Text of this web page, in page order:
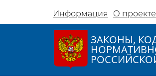
Информация О
ЗАКОНЫ,